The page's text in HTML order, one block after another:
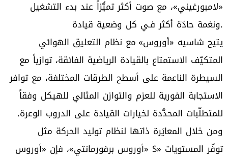
«لامبورغيني»، مع صوت أكثر تميُّزاً عند بدء التشغيل
ونغمة حادّة أكثر فـي كل وضعية قيادة.
يتيح شاسيه «أوروس» مع نظام التعليق الهوائي
المتكيّف الاستمتاع بالقيادة الرياضية الفائقة، توازياً مع
السيطرة الناعمة على أسطح الطرقات المختلفة، مع توافر
الاستجابة الفورية للعزم والتوازن المثالي للهيكل وفقاً
للمتطلّبات المحدَّدة لخيارات القيادة على الدروب الوعرة.
ومن خلال المعايَرة ذاتها لنظام توليد الحركة مثل
«أوروس برفورمانتي»، فإن «أوروس S» توفّر المستويات